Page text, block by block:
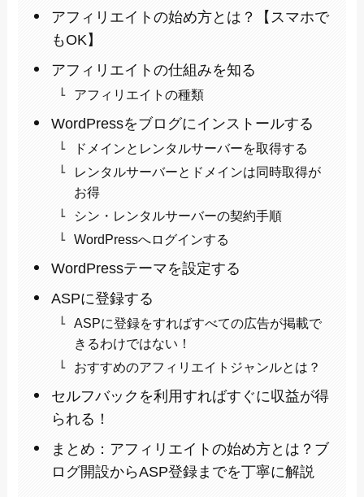
アフィリエイトの始め方とは？【スマホで
もOK】
アフィリエイトの仕組みを知る
アフィリエイトの種類
WordPressをブログにインストールする
ドメインとレンタルサーバーを取得する
レンタルサーバーとドメインは同時取得が
お得
シン・レンタルサーバーの契約手順
WordPressへログインする
WordPressテーマを設定する
ASPに登録する
ASPに登録をすればすべての広告が掲載で
きるわけではない！
おすすめのアフィリエイトジャンルとは？
セルフバックを利用すればすぐに収益が得
られる！
まとめ：アフィリエイトの始め方とは？ブ
ログ開設からASP登録までを丁寧に解説